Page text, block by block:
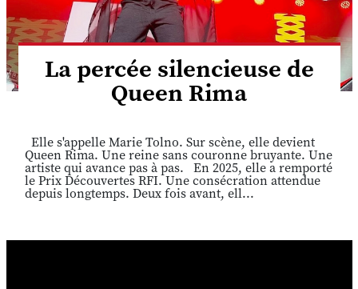
La percée silencieuse de
Queen Rima
Elle s'appelle Marie Tolno. Sur scène, elle devient
Queen Rima. Une reine sans couronne bruyante. Une
artiste qui avance pas à pas. En 2025, elle a remporté
le Prix Découvertes RFI. Une consécration attendue
depuis longtemps. Deux fois avant, ell...